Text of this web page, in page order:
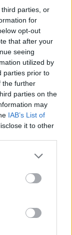
parties, or
for
opt-out
that after your
seeing
utilized by
parties prior to
the further
parties on the
may
IAB’s List of
it to other
της